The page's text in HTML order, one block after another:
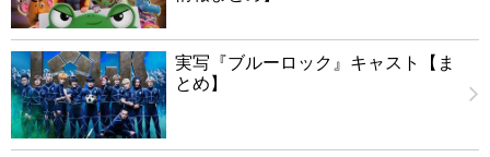
実写『ブルーロック』キャスト【ま
とめ】